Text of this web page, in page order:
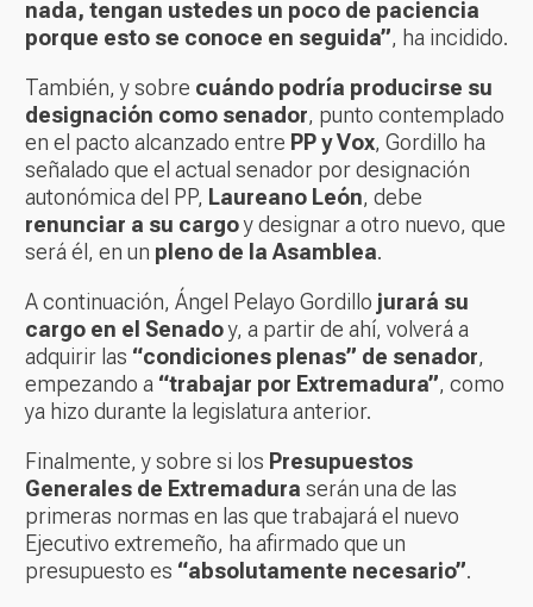
nada, tengan ustedes un poco de paciencia
porque esto se conoce en seguida”, ha incidido.
También, y sobre cuándo podría producirse su
designación como senador, punto contemplado
en el pacto alcanzado entre PP y Vox, Gordillo ha
señalado que el actual senador por designación
autonómica del PP, Laureano León, debe
renunciar a su cargoy designar a otro nuevo, que
será él, en un pleno de la Asamblea.
A continuación, Ángel Pelayo Gordillo jurará su
cargo en el Senadoy, a partir de ahí, volverá a
adquirir las “condiciones plenas” de senador,
empezando a “trabajar por Extremadura”, como
ya hizo durante la legislatura anterior.
Finalmente, y sobre si los Presupuestos
Generales de Extremadura serán una de las
primeras normas en las que trabajará el nuevo
Ejecutivo extremeño, ha afirmado que un
presupuesto es “absolutamente necesario”.